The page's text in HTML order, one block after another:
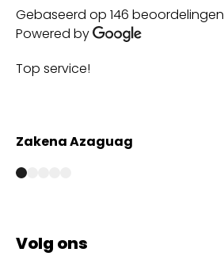
Gebaseerd op 146 beoordelingen
Powered by
Top service!
Zakena Azaguag
Volg ons